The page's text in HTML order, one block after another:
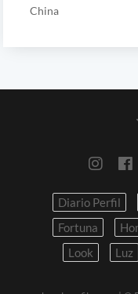
China
Diario Perfil
Fortuna
Look
Luz